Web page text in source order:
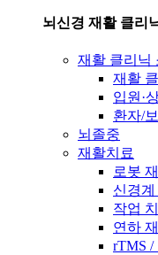
뇌신경 재활 클리
재활 클리닉
재활
입원·
환자/
뇌졸중
재활치료
로봇
신경
작업
연하
rTMS /